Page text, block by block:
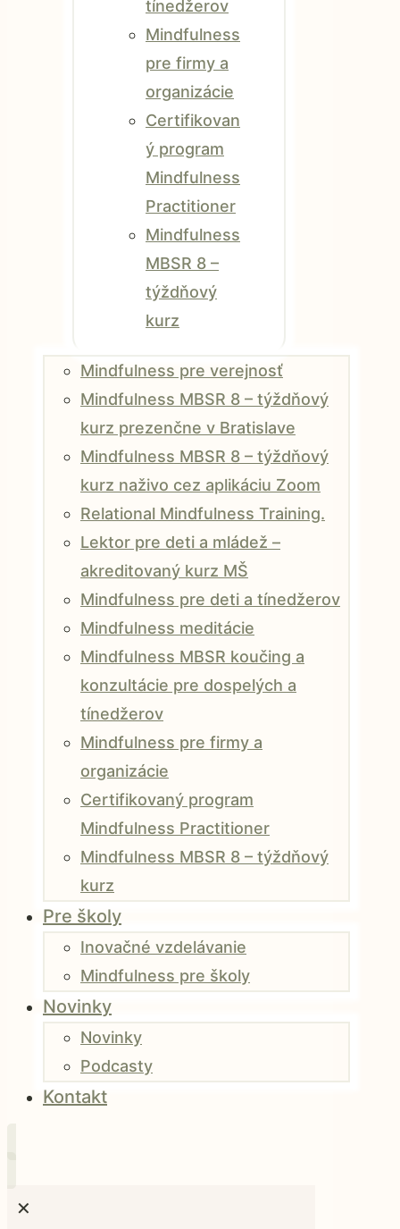
tínedžerov
Mindfulness
pre firmy a
organizácie
Certifikovan
ý program
Mindfulness
Practitioner
Mindfulness
MBSR 8 –
týždňový
kurz
Mindfulness pre verejnosť
Mindfulness MBSR 8 – týždňový
kurz prezenčne v Bratislave
Mindfulness MBSR 8 – týždňový
kurz naživo cez aplikáciu Zoom
Relational Mindfulness Training.
Lektor pre deti a mládež –
akreditovaný kurz MŠ
Mindfulness pre deti a tínedžerov
Mindfulness meditácie
Mindfulness MBSR koučing a
konzultácie pre dospelých a
tínedžerov
Mindfulness pre firmy a
organizácie
Certifikovaný program
Mindfulness Practitioner
Mindfulness MBSR 8 – týždňový
kurz
Pre školy
Inovačné vzdelávanie
Mindfulness pre školy
Novinky
Novinky
Podcasty
Kontakt
✕